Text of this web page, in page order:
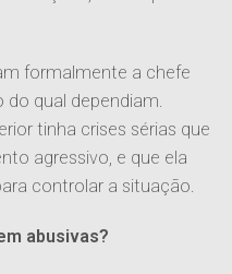
formalmente a chefe
qual dependiam.
tinha crises sérias que
agressivo, e que ela
controlar a situação.
abusivas?